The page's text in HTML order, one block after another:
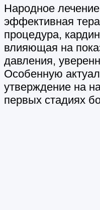
Народное
эффективная
процедура,
влияющая на
давления,
Особенную
утверждение на
первых стадиях